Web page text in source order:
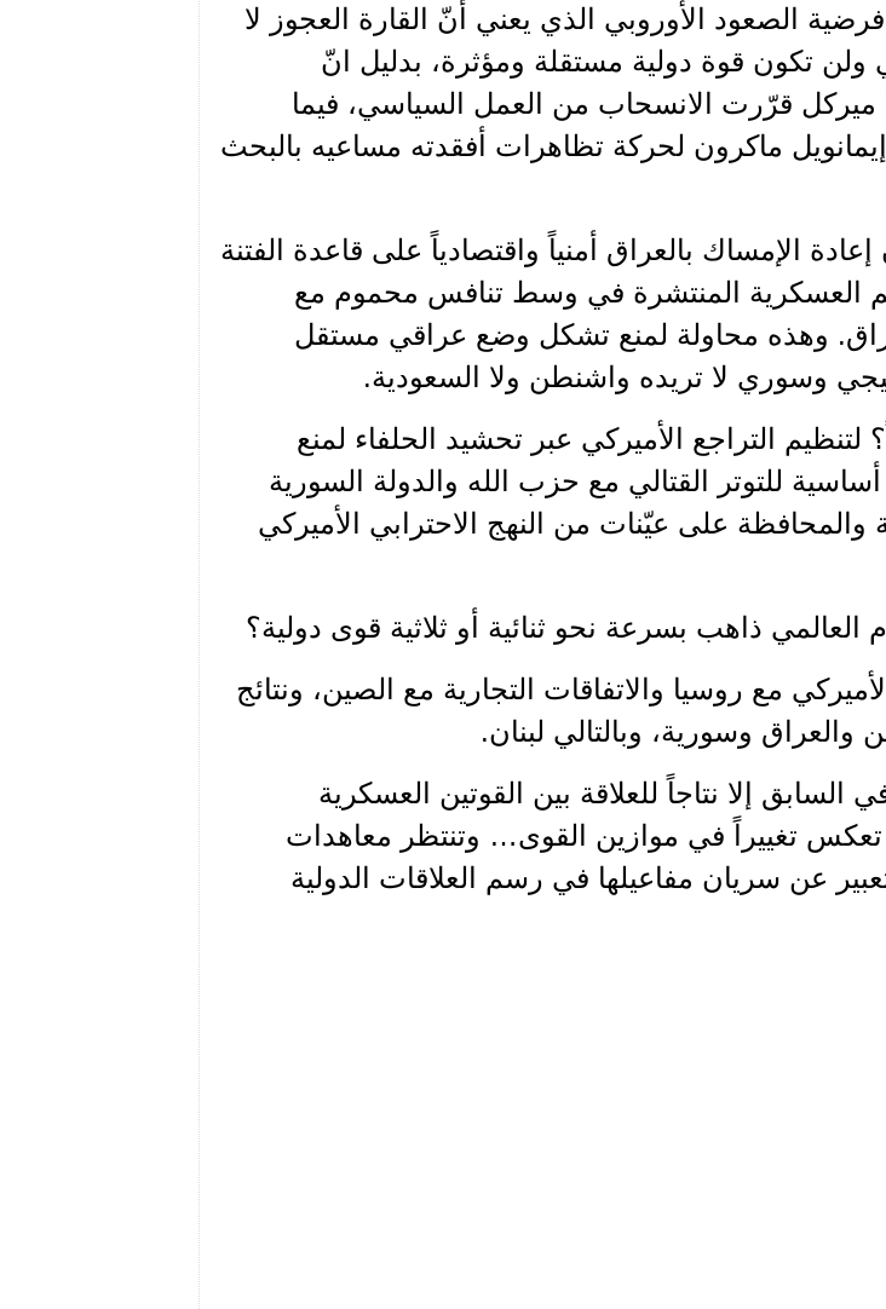
الصعود الأوروبي الذي يعني أنّ القارة العجوز لا
ولن تكون قوة دولية مستقلة ومؤثرة، بدليل انّ
ميركل قرّرت الانسحاب من العمل السياسي، فيما
ماكرون لحركة تظاهرات أفقدته مساعيه بالبحث
إعادة الإمساك بالعراق أمنياً واقتصادياً على قاعدة الفتنة
العسكرية المنتشرة في وسط تنافس محموم مع
وهذه محاولة لمنع تشكل وضع عراقي مستقل
وسوري لا تريده واشنطن ولا السعودية.
لتنظيم التراجع الأميركي عبر تحشيد الحلفاء لمنع
أساسية للتوتر القتالي مع حزب الله والدولة السورية
على عيّنات من النهج الاحترابي الأميركي
ذاهب بسرعة نحو ثنائية أو ثلاثية قوى دولية؟
مع روسيا والاتفاقات التجارية مع الصين، ونتائج
والعراق وسورية، وبالتالي لبنان.
إلا نتاجاً للعلاقة بين القوتين العسكرية
تعكس تغييراً في موازين القوى… وتنتظر معاهدات
عن سريان مفاعيلها في رسم العلاقات الدولية